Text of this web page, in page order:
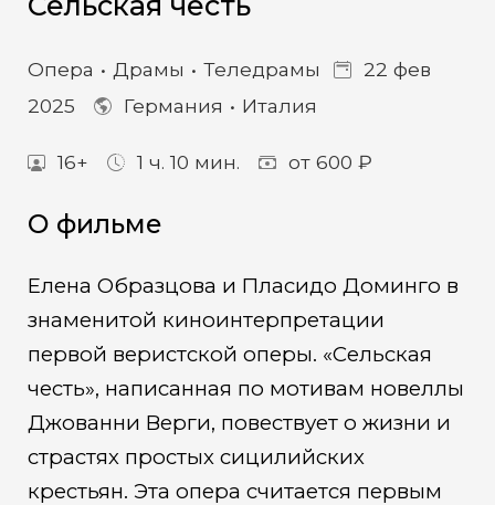
Опера Драмы Теледрамы
22 фев
2025
Германия Италия
16+ 1 ч. 10 мин. от 600 ₽
О фильме
Елена Образцова и Пласидо Доминго в
знаменитой киноинтерпретации
первой веристской оперы. «Сельская
честь», написанная по мотивам новеллы
Джованни Верги, повествует о жизни и
страстях простых сицилийских
крестьян. Эта опера считается первым